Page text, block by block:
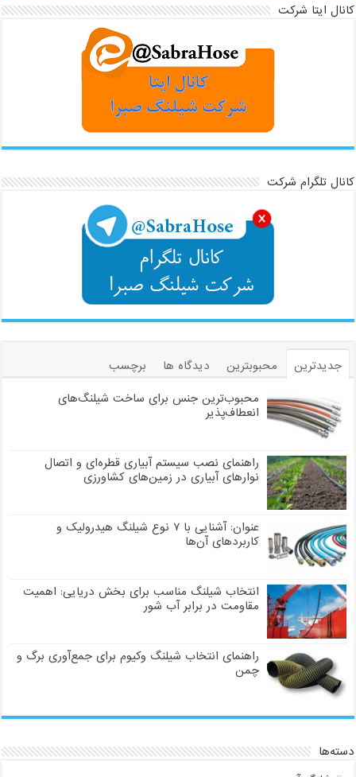
کانال ایتا شرکت
کانال تلگرام شرکت
جدیدترین محبوبترین دیدگاه ها
برچسب
محبوب‌ترین جنس برای ساخت شیلنگ‌های
انعطاف‌پذیر
راهنمای نصب سیستم آبیاری قطره‌ای و اتصال
نوارهای آبیاری در زمین‌های کشاورزی
عنوان: آشنایی با ۷ نوع شیلنگ هیدرولیک و
کاربردهای آن‌ها
انتخاب شیلنگ مناسب برای بخش دریایی: اهمیت
مقاومت در برابر آب شور
راهنمای انتخاب شیلنگ وکیوم برای جمع‌آوری برگ و
چمن
دسته‌ها